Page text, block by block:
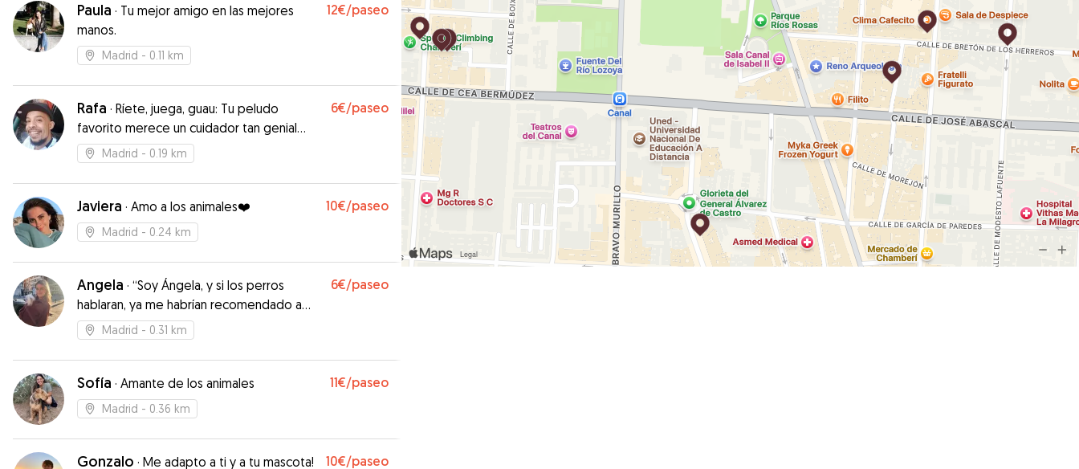
Paula · Tu mejor amigo en las mejores
manos.
12€/paseo
Madrid - 0.11 km
Rafa · Ríete, juega, guau: Tu peludo
favorito merece un cuidador tan genial
como el!
6€/paseo
Madrid - 0.19 km
Javiera · Amo a los animales❤️ 10€/paseo
Madrid - 0.24 km
Angela · “Soy Ángela, y si los perros
hablaran, ya me habrían recomendado a
todos sus amigos.”
6€/paseo
Madrid - 0.31 km
Sofía · Amante de los animales 11€/paseo
Madrid - 0.36 km
Gonzalo · Me adapto a ti y a tu mascota! 10€/paseo